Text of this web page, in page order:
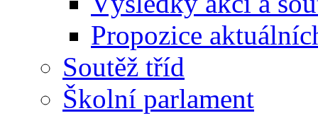
Propozice
Soutěž tříd
Školní parlament